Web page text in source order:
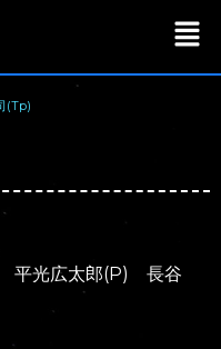
(Tp)
平光広太郎(P) 長谷